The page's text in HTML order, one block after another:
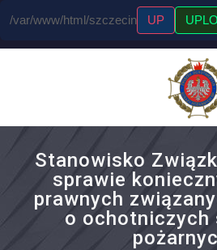
/var/www/html/szczecin UP
Stanowisko
sprawie
prawnych
o ochotniczych